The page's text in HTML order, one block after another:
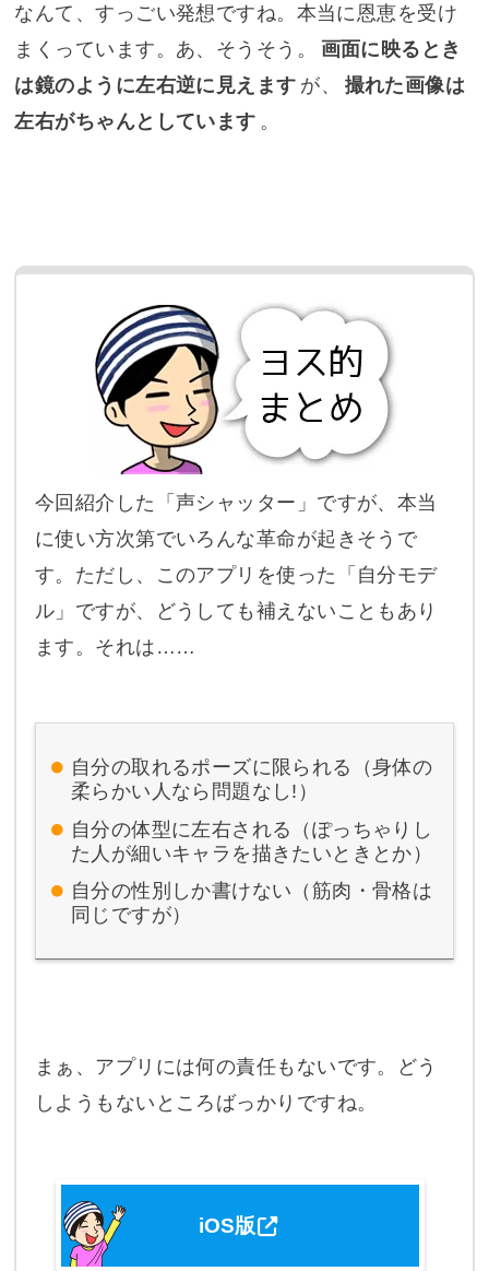
なんて、すっごい発想ですね。本当に恩恵を受け
まくっています。あ、そうそう。
画面に映るとき
は鏡のように左右逆に見えます が、
撮れた画像は
左右がちゃんとしています 。
今回紹介した「声シャッター」ですが、本当
に使い方次第でいろんな革命が起きそうで
す。ただし、このアプリを使った「自分モデ
ル」ですが、どうしても補えないこともあり
ます。それは……
自分の取れるポーズに限られる（身体の
柔らかい人なら問題なし!）
自分の体型に左右される（ぽっちゃりし
た人が細いキャラを描きたいときとか）
自分の性別しか書けない（筋肉・骨格は
同じですが）
まぁ、アプリには何の責任もないです。どう
しようもないところばっかりですね。
iOS版